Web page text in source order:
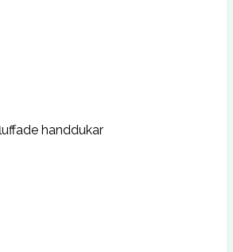
handdukar